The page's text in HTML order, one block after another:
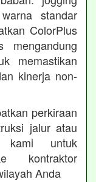
standar
ColorPlus
mengandung
memastikan
kinerja non-
perkiraan
jalur atau
kami untuk
kontraktor
Anda